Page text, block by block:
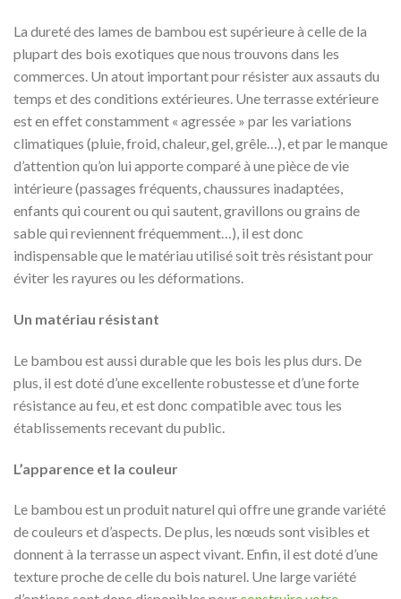
La dureté des lames de bambou est supérieure à celle de la
plupart des bois exotiques que nous trouvons dans les
commerces. Un atout important pour résister aux assauts du
temps et des conditions extérieures. Une terrasse extérieure
est en effet constamment « agressée » par les variations
climatiques (pluie, froid, chaleur, gel, grêle…), et par le manque
d’attention qu’on lui apporte comparé à une pièce de vie
intérieure (passages fréquents, chaussures inadaptées,
enfants qui courent ou qui sautent, gravillons ou grains de
sable qui reviennent fréquemment…), il est donc
indispensable que le matériau utilisé soit très résistant pour
éviter les rayures ou les déformations.
Un matériau résistant
Le bambou est aussi durable que les bois les plus durs. De
plus, il est doté d’une excellente robustesse et d’une forte
résistance au feu, et est donc compatible avec tous les
établissements recevant du public.
L’apparence et la couleur
Le bambou est un produit naturel qui offre une grande variété
de couleurs et d’aspects. De plus, les nœuds sont visibles et
donnent à la terrasse un aspect vivant. Enfin, il est doté d’une
texture proche de celle du bois naturel. Une large variété